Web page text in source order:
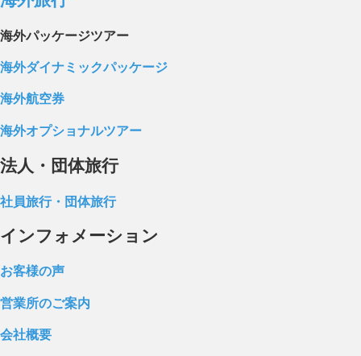
海外パッケージツアー
海外ダイナミックパッケージ
海外航空券
海外オプショナルツアー
法人・団体旅行
社員旅行・団体旅行
インフォメーション
お客様の声
営業所のご案内
会社概要